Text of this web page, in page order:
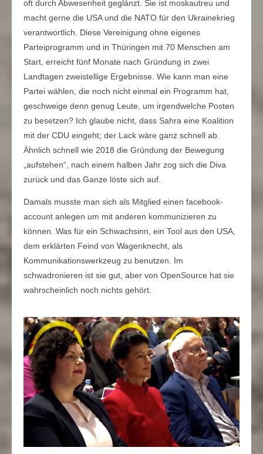
oft durch Abwesenheit geglänzt. Sie ist moskautreu und
macht gerne die USA und die NATO für den Ukrainekrieg
verantwortlich. Diese Vereinigung ohne eigenes
Parteiprogramm und in Thüringen mit 70 Menschen am
Start, erreicht fünf Monate nach Gründung in zwei
Landtagen zweistellige Ergebnisse. Wie kann man eine
Partei wählen, die noch nicht einmal ein Programm hat,
geschweige denn genug Leute, um irgendwelche Posten
zu besetzen? Ich glaube nicht, dass Sahra eine Koalition
mit der CDU eingeht; der Lack wäre ganz schnell ab.
Ähnlich schnell wie 2018 die Gründung der Bewegung
„aufstehen“, nach einem halben Jahr zog sich die Diva
zurück und das Ganze löste sich auf.
Damals musste man sich als Mitglied einen facebook-
account anlegen um mit anderen kommunizieren zu
können. Was für ein Schwachsinn, ein Tool aus den USA,
dem erklärten Feind von Wagenknecht, als
Kommunikationswerkzeug zu benutzen. Im
schwadronieren ist sie gut, aber von OpenSource hat sie
wahrscheinlich noch nichts gehört.